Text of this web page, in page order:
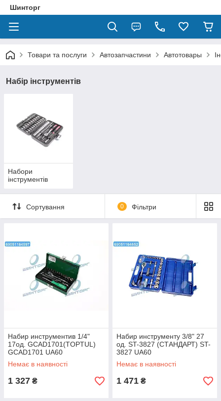
Шинторг
Товари та послуги Автозапчастини Автотовары
Набір інструментів
Набори
інструментів
Сортування 0 Фільтри
Набир инструментив 1/4"
17од. GCAD1701(TOPTUL)
GCAD1701 UA60
Немає в наявності
1 327 ₴
Набир инструменту 3/8" 27
од. ST-3827 (СТАНДАРТ) ST-
3827 UA60
Немає в наявності
1 471 ₴